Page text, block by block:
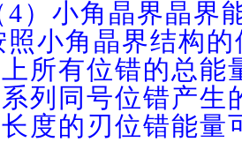
4）小角晶界晶界
小角晶界结构的
所有位错的总能
列同号位错产生
度的刃位错能量